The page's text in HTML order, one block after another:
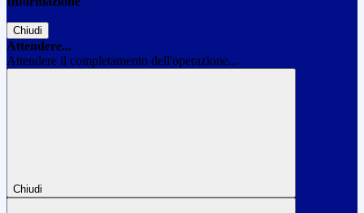
Chiudi
Attendere...
Attendere il completamento dell'operazione...
Chiudi